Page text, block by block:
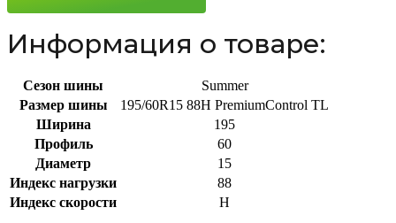
Информация о товаре:
Сезон шины
Summer
Размер шины
195/60R15 88H PremiumControl TL
Ширина
195
Профиль
60
Диаметр
15
Индекс нагрузки
88
Индекс скорости
H